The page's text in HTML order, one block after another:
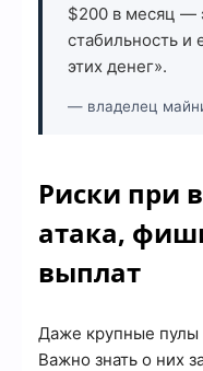
$200 в месяц —
стабильность и
этих денег».
— владелец
Риски при
атака,
выплат
Даже крупные
Важно знать о них